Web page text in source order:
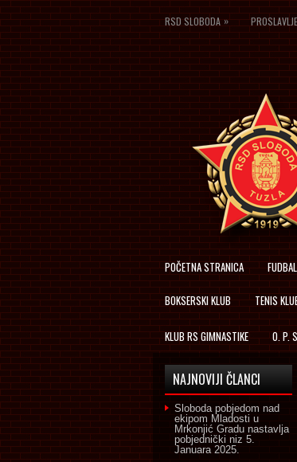
RSD SLOBODA »
POČETNA STRANICA
BOKSERSKI KLUB TENIS
KLUB RS GIMNASTIKE O. P.
NAJNOVIJI ČLANCI
Sloboda pobjedom nad
ekipom Mladosti u
Mrkonjić Gradu nastavlja
pobjednički niz 5.
Januara 2025.